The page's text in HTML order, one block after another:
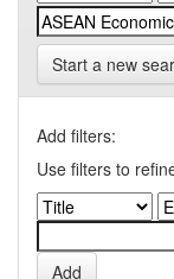
Start a new
Add filters:
Use filters to